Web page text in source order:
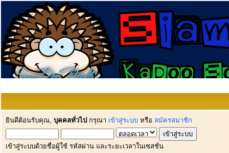
ยินดีต้อนรับคุณ, บุคคลทั่วไป กรุณา เข้าสู่ระบบ หรือ สมัครสมาชิก
เข้าสู่ระบบด้วยชื่อผู้ใช้ รหัสผ่าน และระยะเวลาในเซสชั่น